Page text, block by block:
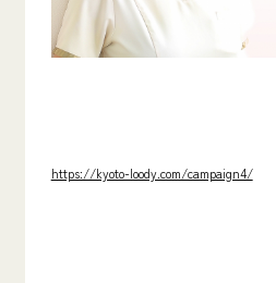
https://kyoto-loody.com/campaign4/